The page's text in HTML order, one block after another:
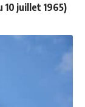
10 juillet 1965)